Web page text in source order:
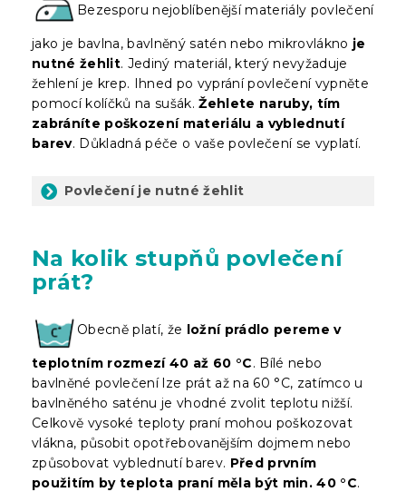
Bezesporu nejoblíbenější materiály povlečení
jako je bavlna, bavlněný satén nebo mikrovlákno je
nutné žehlit. Jediný materiál, který nevyžaduje
žehlení je krep. Ihned po vyprání povlečení vypněte
pomocí kolíčků na sušák.Žehlete naruby, tím
zabráníte poškození materiálu a vyblednutí
barev. Důkladná péče o vaše povlečení se vyplatí.
Povlečení je nutné žehlit
Na kolik stupňů povlečení
prát?
Obecně platí, že ložní prádlo pereme v
teplotním rozmezí 40 až 60 °C. Bílé nebo
bavlněné povlečení lze prát až na 60 °C, zatímco u
bavlněného saténu je vhodné zvolit teplotu nižší.
Celkově vysoké teploty praní mohou poškozovat
vlákna, působit opotřebovanějším dojmem nebo
způsobovat vyblednutí barev. Před prvním
použitím by teplota praní měla být min. 40 °C.